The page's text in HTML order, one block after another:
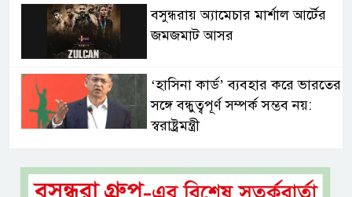
বসুন্ধরায় অ্যামেচার মার্শাল আর্টের
জমজমাট আসর
‘হাসিনা কার্ড’ ব্যবহার করে ভারতের
সঙ্গে বন্ধুত্বপূর্ণ সম্পর্ক সম্ভব নয়:
স্বরাষ্ট্রমন্ত্রী
সব বাধা পেরিয়ে বাস্তবতার নিরিখে
দেশকে এগিয়ে নিতে হবে: প্রধানমন্ত্রী